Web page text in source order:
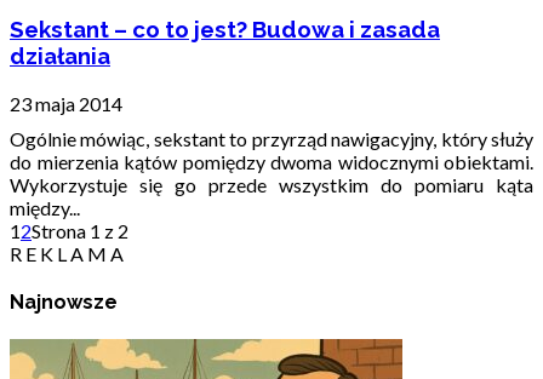
Sekstant – co to jest? Budowa i zasada
działania
23 maja 2014
Ogólnie mówiąc, sekstant to przyrząd nawigacyjny, który służy
do mierzenia kątów pomiędzy dwoma widocznymi obiektami.
Wykorzystuje się go przede wszystkim do pomiaru kąta
między...
12Strona 1 z 2
R E K L A M A
Najnowsze